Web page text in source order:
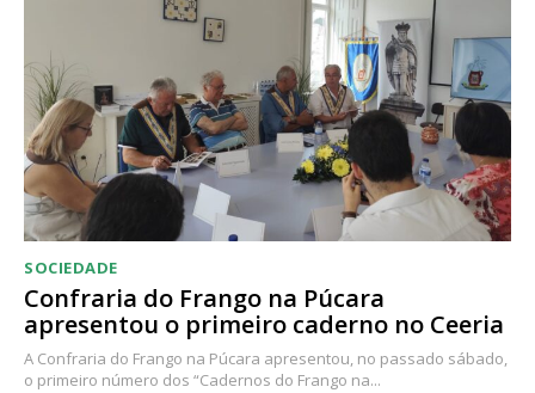
SOCIEDADE
Confraria do Frango na Púcara
apresentou o primeiro caderno no Ceeria
A Confraria do Frango na Púcara apresentou, no passado sábado,
o primeiro número dos “Cadernos do Frango na...